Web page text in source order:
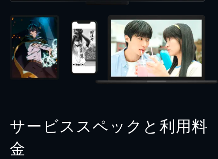
サービススペックと利用料
金